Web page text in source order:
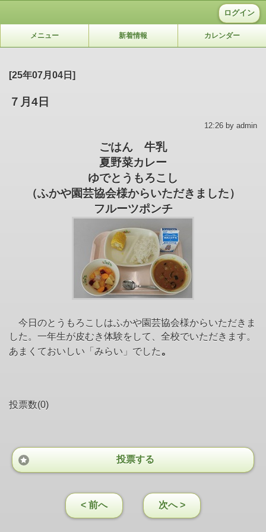
ログイン
メニュー 新着情報 カレンダー
[25年07月04日]
７月4日
12:26 by admin
ごはん 牛乳
夏野菜カレー
ゆでとうもろこし
（ふかや園芸協会様からいただきました）
フルーツポンチ
今日のとうもろこしはふかや園芸協会様からいただきま
した。一年生が皮むき体験をして、全校でいただきます。
あまくておいしい「みらい」でした 。
投票数(0)
投票する
< 前へ 次へ >